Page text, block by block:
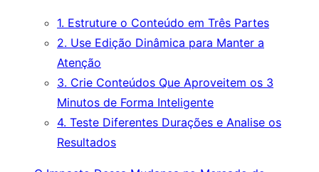
1. Estruture o Conteúdo em Três Partes
2. Use Edição Dinâmica para Manter a
Atenção
3. Crie Conteúdos Que Aproveitem os 3
Minutos de Forma Inteligente
4. Teste Diferentes Durações e Analise os
Resultados